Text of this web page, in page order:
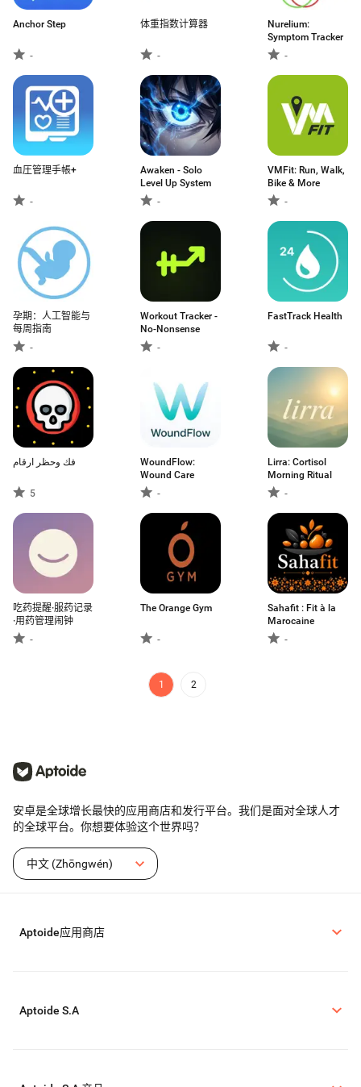
Anchor Step
-
体重指数计算器
-
Nurelium:
Symptom Tracker
-
血圧管理手帳+
-
Awaken - Solo
Level Up System
-
VMFit: Run, Walk,
Bike & More
-
孕期：人工智能与
每周指南
-
Workout Tracker -
No-Nonsense
-
FastTrack Health
-
فك وحظر ارقام
5
WoundFlow:
Wound Care
-
Lirra: Cortisol
Morning Ritual
-
吃药提醒·服药记录
·用药管理闹钟
-
The Orange Gym
-
Sahafit : Fit à la
Marocaine
-
1 2
安卓是全球增长最快的应用商店和发行平台。我们是面对全球人才
的全球平台。你想要体验这个世界吗？
中文 (Zhōngwén)
Aptoide应用商店
Aptoide S.A